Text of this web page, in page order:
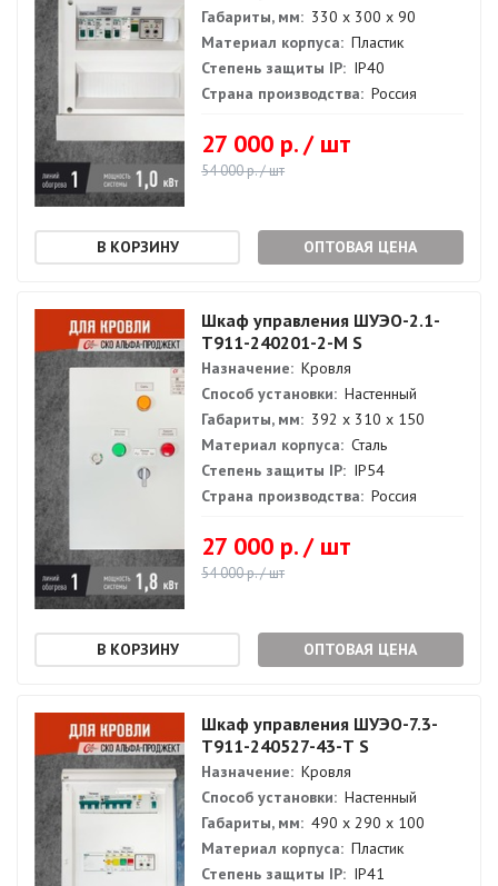
Габариты, мм: 330 х 300 х 90
Материал корпуса: Пластик
Степень защиты IP: IP40
Страна производства: Россия
27 000 р. / шт
54 000 р. / шт
ОПТОВАЯ ЦЕНА
Шкаф управления ШУЭО-2.1-
Т911-240201-2-М S
Назначение: Кровля
Способ установки: Настенный
Габариты, мм: 392 х 310 х 150
Материал корпуса: Сталь
Степень защиты IP: IP54
Страна производства: Россия
27 000 р. / шт
54 000 р. / шт
ОПТОВАЯ ЦЕНА
Шкаф управления ШУЭО-7.3-
Т911-240527-43-Т S
Назначение: Кровля
Способ установки: Настенный
Габариты, мм: 490 х 290 х 100
Материал корпуса: Пластик
Степень защиты IP: IP41